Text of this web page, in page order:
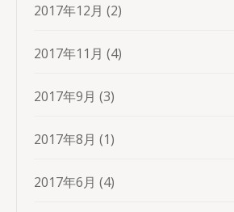
2017年12月 (2)
2017年11月 (4)
2017年9月 (3)
2017年8月 (1)
2017年6月 (4)